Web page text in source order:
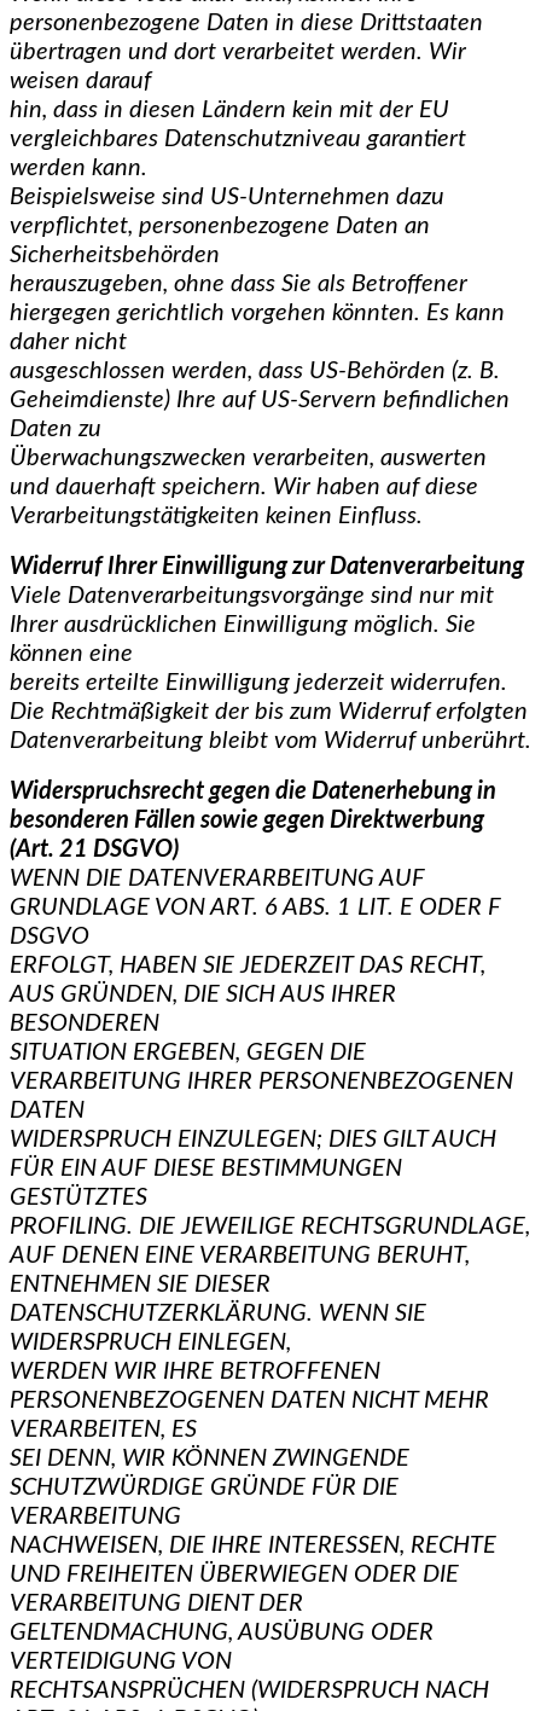
personenbezogene Daten in diese Drittstaaten
übertragen und dort verarbeitet werden. Wir
weisen darauf
hin, dass in diesen Ländern kein mit der EU
vergleichbares Datenschutzniveau garantiert
werden kann.
Beispielsweise sind US-Unternehmen dazu
verpflichtet, personenbezogene Daten an
Sicherheitsbehörden
herauszugeben, ohne dass Sie als Betroffener
hiergegen gerichtlich vorgehen könnten. Es kann
daher nicht
ausgeschlossen werden, dass US-Behörden (z. B.
Geheimdienste) Ihre auf US-Servern befindlichen
Daten zu
Überwachungszwecken verarbeiten, auswerten
und dauerhaft speichern. Wir haben auf diese
Verarbeitungstätigkeiten keinen Einfluss.
Widerruf Ihrer Einwilligung zur Datenverarbeitung
Viele Datenverarbeitungsvorgänge sind nur mit
Ihrer ausdrücklichen Einwilligung möglich. Sie
können eine
bereits erteilte Einwilligung jederzeit widerrufen.
Die Rechtmäßigkeit der bis zum Widerruf erfolgten
Datenverarbeitung bleibt vom Widerruf unberührt.
Widerspruchsrecht gegen die Datenerhebung in
besonderen Fällen sowie gegen Direktwerbung
(Art. 21 DSGVO)
WENN DIE DATENVERARBEITUNG AUF
GRUNDLAGE VON ART. 6 ABS. 1 LIT. E ODER F
DSGVO
ERFOLGT, HABEN SIE JEDERZEIT DAS RECHT,
AUS GRÜNDEN, DIE SICH AUS IHRER
BESONDEREN
SITUATION ERGEBEN, GEGEN DIE
VERARBEITUNG IHRER PERSONENBEZOGENEN
DATEN
WIDERSPRUCH EINZULEGEN; DIES GILT AUCH
FÜR EIN AUF DIESE BESTIMMUNGEN
GESTÜTZTES
PROFILING. DIE JEWEILIGE RECHTSGRUNDLAGE,
AUF DENEN EINE VERARBEITUNG BERUHT,
ENTNEHMEN SIE DIESER
DATENSCHUTZERKLÄRUNG. WENN SIE
WIDERSPRUCH EINLEGEN,
WERDEN WIR IHRE BETROFFENEN
PERSONENBEZOGENEN DATEN NICHT MEHR
VERARBEITEN, ES
SEI DENN, WIR KÖNNEN ZWINGENDE
SCHUTZWÜRDIGE GRÜNDE FÜR DIE
VERARBEITUNG
NACHWEISEN, DIE IHRE INTERESSEN, RECHTE
UND FREIHEITEN ÜBERWIEGEN ODER DIE
VERARBEITUNG DIENT DER
GELTENDMACHUNG, AUSÜBUNG ODER
VERTEIDIGUNG VON
RECHTSANSPRÜCHEN (WIDERSPRUCH NACH